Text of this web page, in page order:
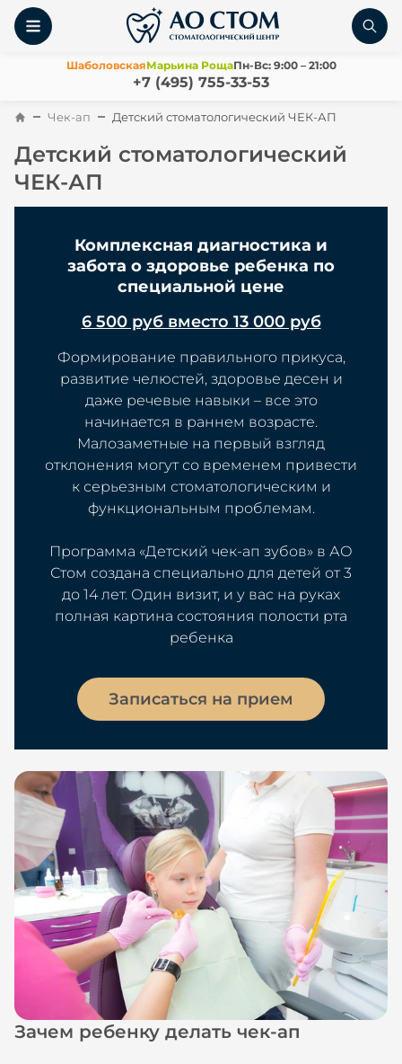
ШаболовскаяМарьина РощаПн-Вс: 9:00 – 21:00
+7 (495) 755-33-53
Чек-ап Детский стоматологический ЧЕК-АП
Детский стоматологический
ЧЕК-АП
Комплексная диагностика и
забота о здоровье ребенка по
специальной цене
6 500 руб вместо 13 000 руб
Формирование правильного прикуса,
развитие челюстей, здоровье десен и
даже речевые навыки – все это
начинается в раннем возрасте.
Малозаметные на первый взгляд
отклонения могут со временем привести
к серьезным стоматологическим и
функциональным проблемам.
Программа «Детский чек-ап зубов» в АО
Стом создана специально для детей от 3
до 14 лет. Один визит, и у вас на руках
полная картина состояния полости рта
ребенка
Записаться на прием
Зачем ребенку делать чек-ап